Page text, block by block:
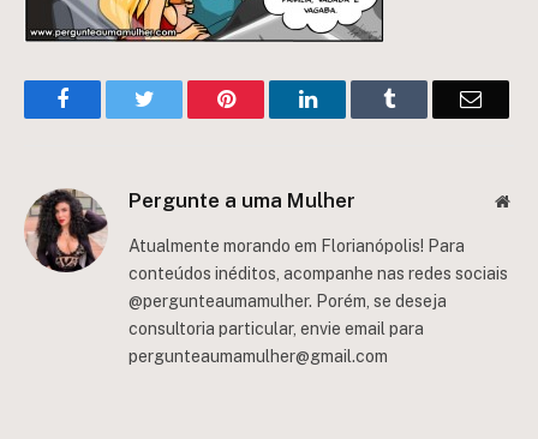
FacebookTwitter Pinterest LinkedInTumblr Email
Pergunte a uma Mulher
Atualmente morando em Florianópolis! Para
conteúdos inéditos, acompanhe nas redes sociais
@pergunteaumamulher. Porém, se deseja
consultoria particular, envie email para
pergunteaumamulher@gmail.com